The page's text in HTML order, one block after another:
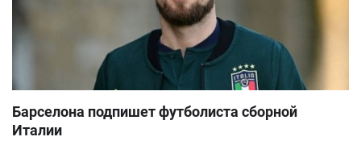
Барселона подпишет футболиста сборной
Италии